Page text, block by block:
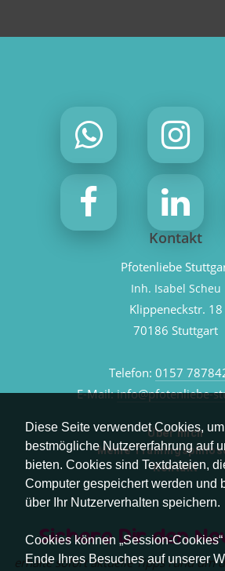
Diese Seite verwendet Cookies,
bestmögliche Nutzererfahrung auf
bieten. Cookies sind Textdateien,
Computer gespeichert werden und
über Ihr Nutzerverhalten speichern.
Cookies können „Session-
Ende Ihres Besuches auf unserer
Kontakt
Pfotenliebe
Inh. Isabel Scheu
Klippeneckstr. 18
70186 Stuttgart
Telefon: 0157
E-Mail:info@pfotenliebe-
Über mich
Meine
Kontakt
Sichere Dir den
erhalte sofort aktuelle Tipps rund um